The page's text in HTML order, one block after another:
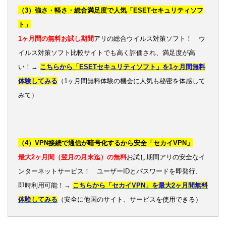
（3）強さ・軽さ・総合満足度で人気「ESETセキュリティソフ
ト」
1ヶ月間の無料お試し期間アリの総合ウイルス対策ソフト！ ウ
イルス対策ソフト比較サイトでも高く評価され、満足度が高
い！→ こちらから「ESETセキュリティソフト」を1ヶ月間無料
体験してみる （1ヶ月間無料体験の機会に人気も秘密を体感して
みて）
（4）VPN接続で通信が暗号化するから安全「セカイVPN」
最大2ヶ月間（翌月の月末迄）の無料お試し期間アリの安全なイ
ンターネットサービス！ ユーザーIDとパスワードを即発行、
即時利用可能！→ こちらから「セカイVPN」を最大2ヶ月間無料
体験してみる （安全に他国のサイト、サービスを使用できる）